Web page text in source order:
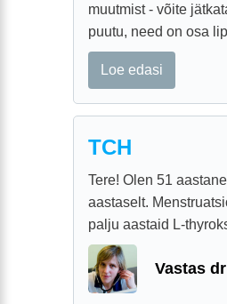
muutmist - võite
puutu, need on osa
Loe edasi
TCH
Tere! Olen 51
aastaselt.
palju aastaid L-
Vastas